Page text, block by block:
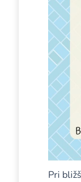
Pri